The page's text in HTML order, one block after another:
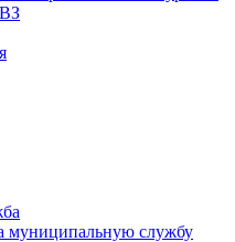
муниципальную службу